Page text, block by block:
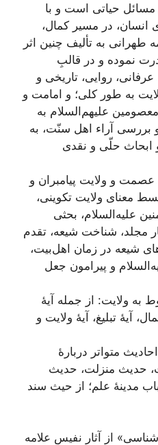
مسائل حیاتی است و با
انسان، در مسیر کمال،
طهرانی به تألیف چنین اثر
مجلّد، مبادرت نموده و در قالبِ
روایی، تاریخی و
به طور کلی؛ و امامت و
علیهم‌السلام به
بررسی آراء اهل سنّت، به
ابحاث حلّی و نقدی
و ولایت پیامبران و
معنای ولایت تکوینی،
علیه‌السلام، بحثی
مجلد، شناخت شیعه، تقدم
شیعه در زمان اهل‌بیت،
و پیرامون جعل
به ولایت: از جمله آیۀ
آیۀ تبلیغ، آیۀ ولایت و
متواتر دربارۀ
حدیث منزلت، حدیث
مدینۀ علم؛ از حیث سند
از آثار نفیسِ علامه